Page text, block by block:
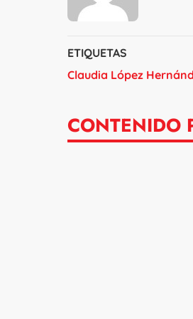
ETIQUETAS
Claudia López
CONTENIDO